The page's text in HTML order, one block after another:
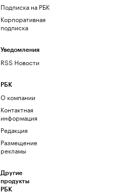
Подписка на РБК
Корпоративная
подписка
Уведомления
RSS Новости
РБК
О компании
Контактная
информация
Редакция
Размещение
рекламы
Другие
продукты
РБК